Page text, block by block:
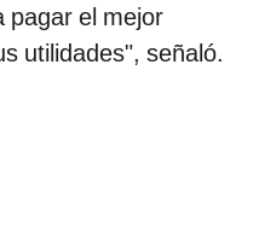
pagar el mejor
utilidades", señaló.